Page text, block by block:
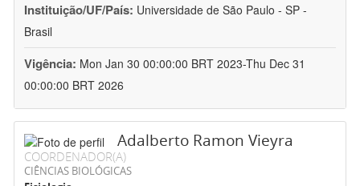
Instituição/UF/País: Universidade de São Paulo - SP -
Brasil
Vigência: Mon Jan 30 00:00:00 BRT 2023-Thu Dec 31
00:00:00 BRT 2026
Adalberto Ramon Vieyra
COORDENADOR(A)
CIÊNCIAS BIOLÓGICAS